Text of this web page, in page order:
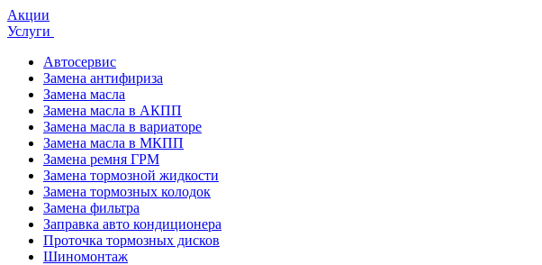
Акции
Услуги
Автосервис
Замена антифириза
Замена масла
Замена масла в АКПП
Замена масла в вариаторе
Замена масла в МКПП
Замена ремня ГРМ
Замена тормозной жидкости
Замена тормозных колодок
Замена фильтра
Заправка авто кондиционера
Проточка тормозных дисков
Шиномонтаж